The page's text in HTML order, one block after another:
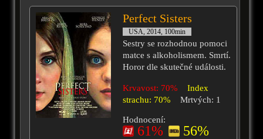
Perfect Sisters
USA, 2014, 100min
Sestry se rozhodnou pomoci
matce s alkoholismem. Smrtí.
Horor dle skutečné události.
Krvavost: 70%
Index
strachu: 70%
Mrtvých: 1
Hodnocení:
61% 56%